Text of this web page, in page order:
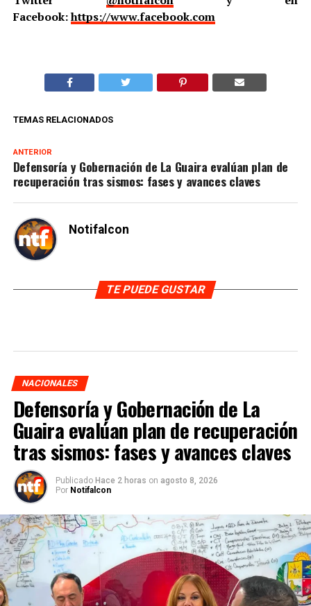
Facebook:https://www.facebook.com
TEMAS RELACIONADOS
ANTERIOR
Defensoría y Gobernación de La Guaira evalúan plan de
recuperación tras sismos: fases y avances claves
Notifalcon
TE PUEDE GUSTAR
NACIONALES
Defensoría y Gobernación de La
Guaira evalúan plan de recuperación
tras sismos: fases y avances claves
Publicado Hace 2 horas on agosto 8, 2026
Por Notifalcon